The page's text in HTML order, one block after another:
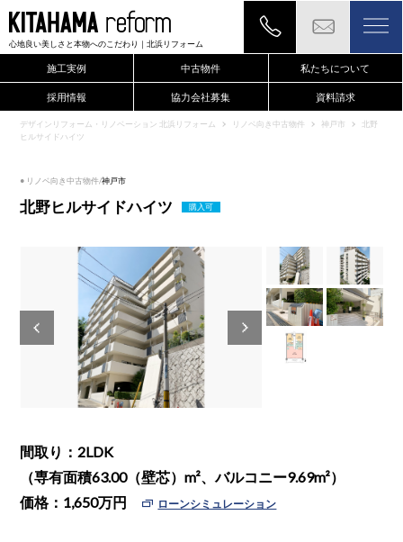
心地良い美しさと本物へのこだわり ｜北浜リフォーム
現地確認のご依頼もこちらから
施工実例 中古物件 私たちについて
採用情報 協力会社募集 資料請求
デザインリフォーム・リノベーション 北浜リフォーム リノベ向き中古物件 神戸市
北野
ヒルサイドハイツ
● リノベ向き中古物件/神戸市
北野ヒルサイドハイツ 購入可
間取り：2LDK
（専有面積63.00（壁芯）m²、バルコニー9.69m²）
価格： 1,650万円 ローンシミュレーション